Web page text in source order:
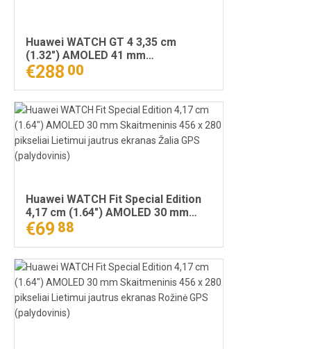
Huawei WATCH GT 4 3,35 cm
(1.32") AMOLED 41 mm
Skaitmeninis 466 x 466 pikseliai
Sidabras „Wi-Fi“ GPS (palydovinis)
€288 00
Huawei WATCH Fit Special Edition
4,17 cm (1.64") AMOLED 30 mm
Skaitmeninis 456 x 280 pikseliai
Lietimui jautrus ekranas Žalia GPS
(palydovinis)
€69 88